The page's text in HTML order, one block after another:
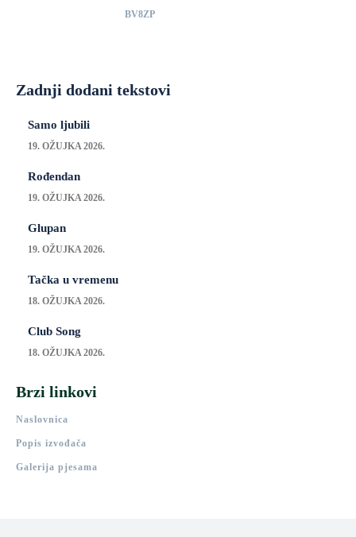
BV8ZP
Zadnji dodani tekstovi
Samo ljubili
19. OŽUJKA 2026.
Rođendan
19. OŽUJKA 2026.
Glupan
19. OŽUJKA 2026.
Tačka u vremenu
18. OŽUJKA 2026.
Club Song
18. OŽUJKA 2026.
Brzi linkovi
Naslovnica
Popis izvođača
Galerija pjesama